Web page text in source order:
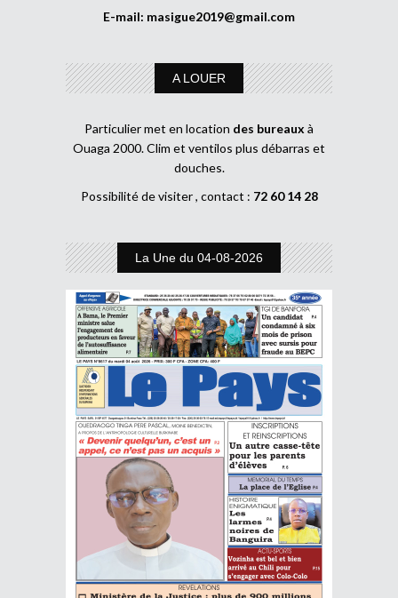
E-mail: masigue2019@gmail.com
A LOUER
Particulier met en location des bureaux à
Ouaga 2000. Clim et ventilos plus débarras et
douches.
Possibilité de visiter , contact : 72 60 14 28
La Une du 04-08-2026